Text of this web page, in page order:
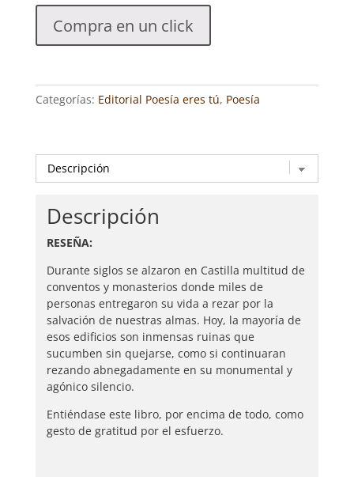
CARLOS
TURRADO
DE
FUENTE
cantidad
Compra en un click
Categorías: Editorial Poesía eres tú, Poesía
Descripción
RESEÑA:
Durante siglos se alzaron en Castilla multitud de
conventos y monasterios donde miles de
personas entregaron su vida a rezar por la
salvación de nuestras almas. Hoy, la mayoría de
esos edificios son inmensas ruinas que
sucumben sin quejarse, como si continuaran
rezando abnegadamente en su monumental y
agónico silencio.
Entiéndase este libro, por encima de todo, como
gesto de gratitud por el esfuerzo.